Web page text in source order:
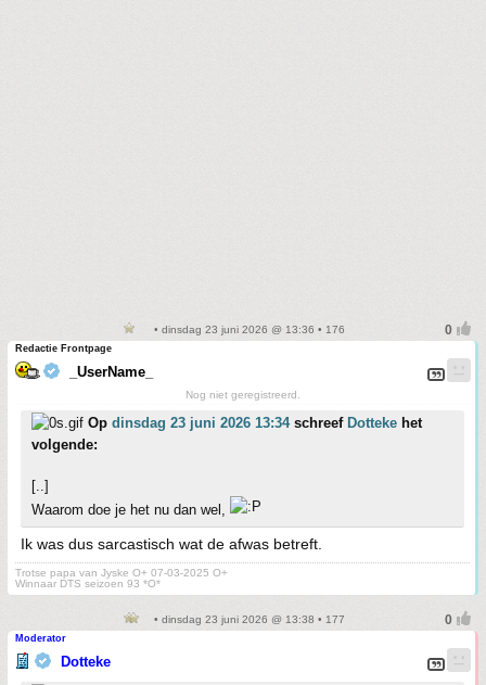
• dinsdag 23 juni 2026 @ 13:36 • 176
Redactie Frontpage
_UserName_
Nog niet geregistreerd.
Op dinsdag 23 juni 2026 13:34schreef Dotteke het
volgende:
[..]
Waarom doe je het nu dan wel,
Ik was dus sarcastisch wat de afwas betreft.
Trotse papa van Jyske O+ 07-03-2025 O+
Winnaar DTS seizoen 93 *O*
• dinsdag 23 juni 2026 @ 13:38 • 177
Moderator
Dotteke